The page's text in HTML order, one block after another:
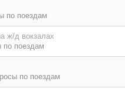
по поездам
ж/д вокзалах
по поездам
по поездам